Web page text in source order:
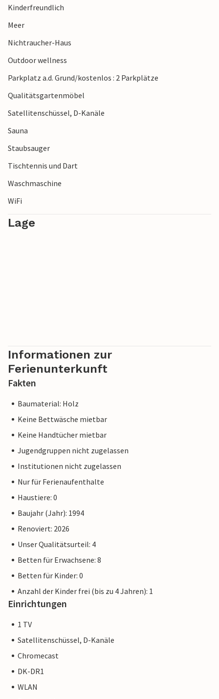
Fregattenschiff Jylland zum Entdecken ein. Besuchen Sie
auch das Kulturzentrum Maltfabrikken. Für Familien lohnt
viele weitere Attraktionen wie den Ree Park, den
Skandinavisches Tierpark, die Fährverbindung Ebeltoft-
kurzer Zeit. Eine Bushaltestelle befindet sich in Gehweite.
Kinderfreundlich
Meer
Nichtraucher-Haus
Outdoor wellness
Parkplatz a.d. Grund/kostenlos : 2 Parkplätze
Qualitätsgartenmöbel
Satellitenschüssel, D-Kanäle
Sauna
Staubsauger
Tischtennis und Dart
Waschmaschine
WiFi
Lage
Informationen zur
Ferienunterkunft
Fakten
Baumaterial: Holz
Keine Bettwäsche mietbar
Keine Handtücher mietbar
Jugendgruppen nicht zugelassen
Institutionen nicht zugelassen
Nur für Ferienaufenthalte
Haustiere: 0
Baujahr (Jahr): 1994
Renoviert: 2026
Unser Qualitätsurteil: 4
Betten für Erwachsene: 8
Betten für Kinder: 0
Anzahl der Kinder frei (bis zu 4 Jahren): 1
Einrichtungen
1 TV
Satellitenschüssel, D-Kanäle
Chromecast
DK-DR1
WLAN